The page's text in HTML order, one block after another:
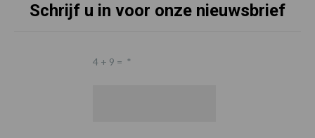
Schrijf u in voor onze nieuwsbrief
4 + 9 = *